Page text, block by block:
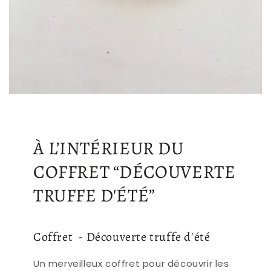
À L’INTÉRIEUR DU
COFFRET “DÉCOUVERTE
TRUFFE D'ÉTÉ”
Coffret - Découverte truffe d'été
Un merveilleux coffret pour découvrir les